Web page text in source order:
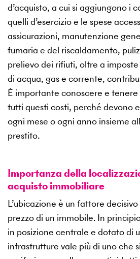
d’acquisto, a cui si aggiungono i
quelli d’esercizio e le spese
assicurazioni, manutenzione
fumaria e del riscaldamento,
prelievo dei rifiuti, oltre a
di acqua, gas e corrente,
È importante conoscere e tenere
tutti questi costi, perché devono
ogni mese o ogni anno insieme
prestito.
Importanza della
acquisto immobiliare
L’ubicazione è un fattore
prezzo di un immobile. In
in posizione centrale e dotato di
infrastrutture vale più di uno che